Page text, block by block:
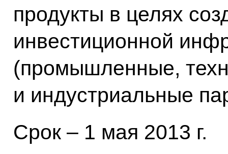
продукты в целях
инвестиционной
(промышленные,
и индустриальные
Срок – 1 мая 2013 г.